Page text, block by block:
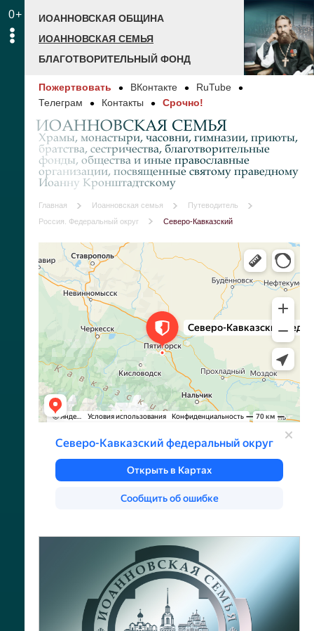
0+
ИОАННОВСКАЯ ОБЩИНА
ИОАННОВСКАЯ СЕМЬЯ
БЛАГОТВОРИТЕЛЬНЫЙ ФОНД
Пожертвовать ВКонтакте
RuTube
Телеграм
Контакты Срочно!
ИОАННОВСКАЯ СЕМЬЯ
Храмы, монастыри, часовни, гимназии, приюты,
братства, сестричества, благотворительные
фонды, общества и иные православные
организации, посвященные святому праведному
Иоанну Кронштадтскому
Главная Иоанновская семья
Путеводитель
Россия. Федеральный округ
Северо-Кавказский